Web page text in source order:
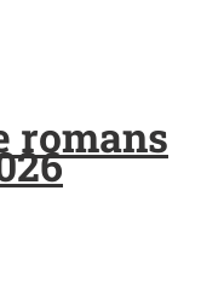
romans